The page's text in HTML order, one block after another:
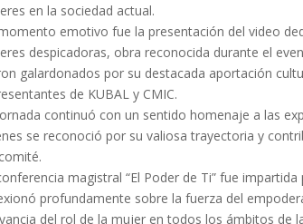
en la sociedad actual.
emotivo fue la presentación del video
despicadoras, obra reconocida durante el
galardonados por su destacada aportación
de KUBAL y CMIC.
continuó con un sentido homenaje a las
se reconoció por su valiosa trayectoria y
magistral “El Poder de Ti” fue
profundamente sobre la fuerza del
del rol de la mujer en todos los ámbitos de